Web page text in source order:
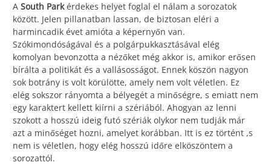
A South Parkérdekes helyet foglal el nálam a sorozatok
között. Jelen pillanatban lassan, de biztosan eléri a
harmincadik évet amióta a képernyőn van.
Szókimondóságával és a polgárpukkasztásával elég
komolyan bevonzotta a nézőket még akkor is, amikor erősen
bírálta a politikát és a vallásosságot. Ennek köszön nagyon
sok botrány is volt körülötte, amely nem volt véletlen. Ez
elég sokszor rányomta a bélyegét a minőségre, s emiatt nem
egy karaktert kellett kiírni a szériából. Ahogyan az lenni
szokott a hosszú ideig futó szériák olykor nem tudják már
azt a minőséget hozni, amelyet korábban. Itt is ez történt ,s
nem is véletlen, hogy elég hosszú időre elköszöntem a
sorozattól.